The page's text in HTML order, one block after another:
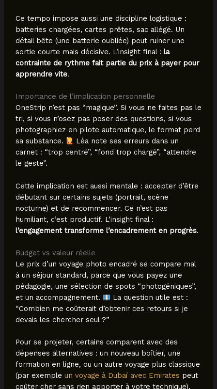
Ce tempo impose aussi une discipline logistique :
batteries chargées, cartes prêtes, sac allégé. Un
détail bête (une batterie oubliée) peut ruiner une
sortie courte mais décisive. L’insight final : la
contrainte de rythme fait partie du prix à payer pour
apprendre vite.
Importance de l’implication personnelle
OneStrip n’est pas “magique”. Si vous ne faites pas le
tri, si vous n’osez pas poser des questions, si vous
photographiez en pilote automatique, le format perd
sa substance.
Léa note ses erreurs dans un
carnet : “trop centré”, “fond trop chargé”, “attendre
le geste”.
Cette implication est aussi mentale : accepter d’être
débutant sur certains sujets (portrait, scène
nocturne) et de recommencer. Ce n’est pas
humiliant, c’est productif. L’insight final :
l’engagement transforme l’encadrement en progrès.
Budget vs valeur réelle
Le prix d’un voyage photo encadré se compare mal
à un séjour standard, parce que vous payez une
pédagogie, une sélection de spots “photogéniques”,
et un accompagnement.
La question utile est :
“Combien me coûterait d’obtenir ces retours si je
devais les chercher seul ?”
Pour se projeter, certains comparent avec des
dépenses alternatives : un nouveau boîtier, une
formation en ligne, ou un autre voyage plus classique
(par exemple un voyage à Dubaï avec Emirates peut
coûter cher sans rien apporter à votre technique).